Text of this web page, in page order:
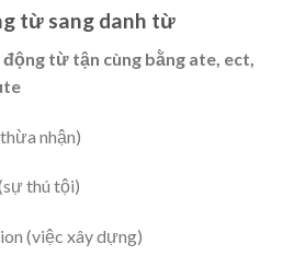
từ sang danh từ
từ tận cùng bằng ate, ect,
nhận)
thú tội)
(việc xây dựng)